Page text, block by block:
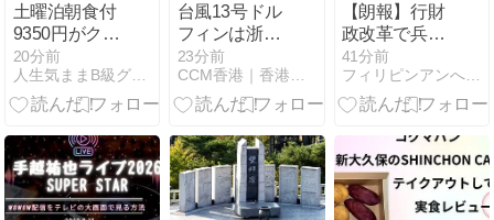
土曜泊朝食付
9350円がクー
ポンポイント
で実質3000
円！天文館最
テルサンフレ
ックス鹿児
島」に宿泊し
てみたら…激
20分前
人生気ままB級グルメで〜アラフィフおっさんセミリタイア放浪記
台風13号ドル
フィンは浙江
省へ、香港は
38度の猛暑予
報
23分前
CCM香港｜香港経済と気になるニュース
【朗報】行財
政改革で兵庫
県の海外事務
所を全廃！役
人が遊ぶだ
41分前
フィリピンアンへレス情報Smile